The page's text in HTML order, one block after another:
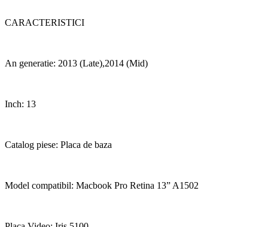
CARACTERISTICI
An generatie: 2013 (Late),2014 (Mid)
Inch: 13
Catalog piese: Placa de baza
Model compatibil: Macbook Pro Retina 13” A1502